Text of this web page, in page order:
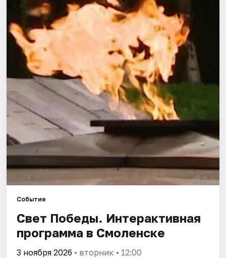
Города
Площадки
Артисты
Рейтинги
Событие
Свет Победы. Интерактивная
программа в Смоленске
3 ноября 2026 • вторник • 12:00